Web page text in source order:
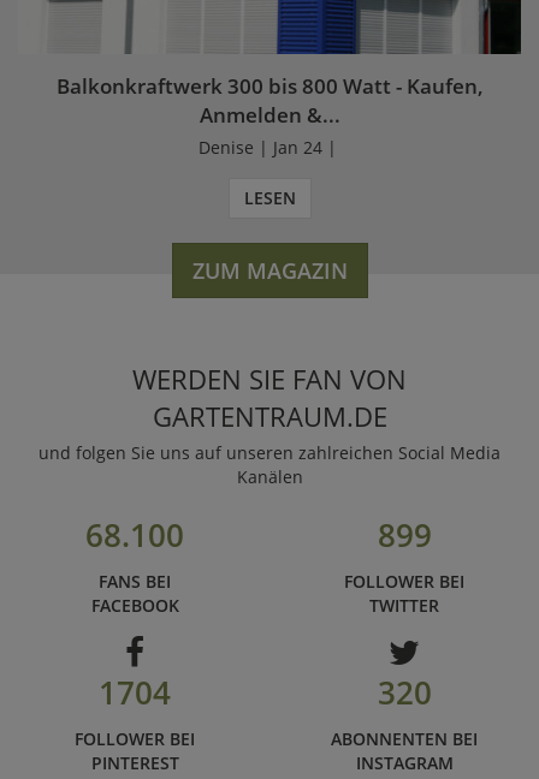
Balkonkraftwerk 300 bis 800 Watt - Kaufen,
Anmelden &...
Denise | Jan 24 |
LESEN
ZUM MAGAZIN
WERDEN SIE FAN VON
GARTENTRAUM.DE
und folgen Sie uns auf unseren zahlreichen Social Media
Kanälen
68.100
FANS BEI
FACEBOOK
899
FOLLOWER BEI
TWITTER
1704
FOLLOWER BEI
PINTEREST
320
ABONNENTEN BEI
INSTAGRAM